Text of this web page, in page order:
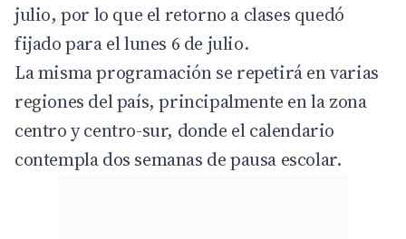
julio, por lo que el retorno a clases quedó
fijado para el lunes 6 de julio.
La misma programación se repetirá en varias
regiones del país, principalmente en la zona
centro y centro-sur, donde el calendario
contempla dos semanas de pausa escolar.